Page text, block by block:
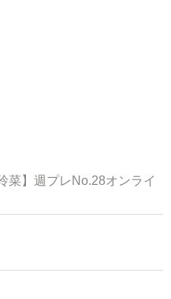
菜】週プレNo.28オンライ